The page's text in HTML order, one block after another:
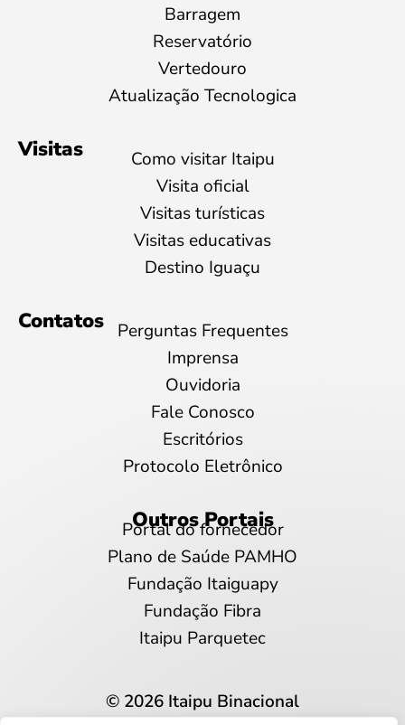
Barragem
Reservatório
Vertedouro
Atualização Tecnologica
Visitas
Como visitar Itaipu
Visita oficial
Visitas turísticas
Visitas educativas
Destino Iguaçu
Contatos
Perguntas Frequentes
Imprensa
Ouvidoria
Fale Conosco
Escritórios
Protocolo Eletrônico
Outros Portais
Portal do fornecedor
Plano de Saúde PAMHO
Fundação Itaiguapy
Fundação Fibra
Itaipu Parquetec
© 2026 Itaipu Binacional